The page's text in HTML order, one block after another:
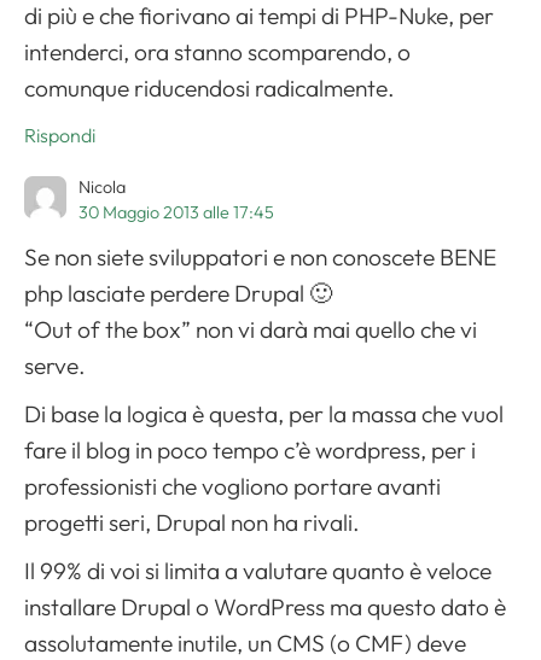
di più e che fiorivano ai tempi di PHP-Nuke, per
intenderci, ora stanno scomparendo, o
comunque riducendosi radicalmente.
Rispondi
Nicola
30 Maggio 2013 alle 17:45
Se non siete sviluppatori e non conoscete BENE
php lasciate perdere Drupal 🙂
“Out of the box” non vi darà mai quello che vi
serve.
Di base la logica è questa, per la massa che vuol
fare il blog in poco tempo c’è wordpress, per i
professionisti che vogliono portare avanti
progetti seri, Drupal non ha rivali.
Il 99% di voi si limita a valutare quanto è veloce
installare Drupal o WordPress ma questo dato è
assolutamente inutile, un CMS (o CMF) deve